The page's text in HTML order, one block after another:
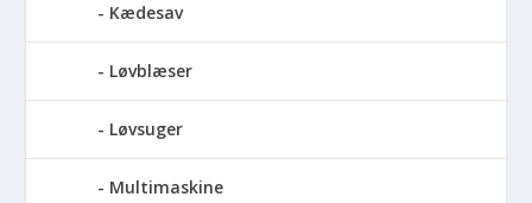
Kædesav
Løvblæser
Løvsuger
Multimaskine